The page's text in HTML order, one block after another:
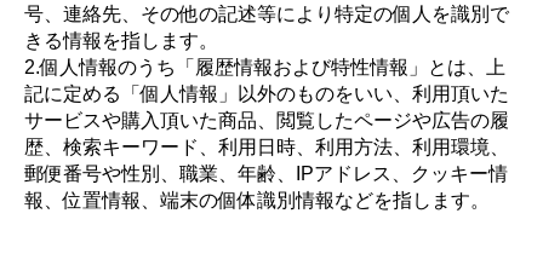
号、連絡先、その他の記述等により特定の個人を識別で
きる情報を指します。
2.個人情報のうち「履歴情報および特性情報」とは、上
記に定める「個人情報」以外のものをいい、利用頂いた
サービスや購入頂いた商品、閲覧したページや広告の履
歴、検索キーワード、利用日時、利用方法、利用環境、
郵便番号や性別、職業、年齢、IPアドレス、クッキー情
報、位置情報、端末の個体識別情報などを指します。